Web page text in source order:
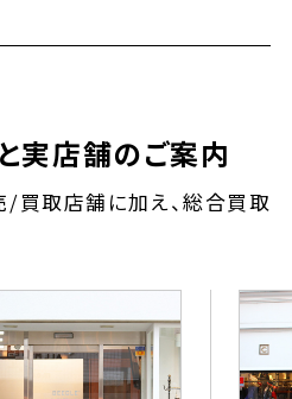
実店舗のご案内
/買取店舗に加え、総合買取